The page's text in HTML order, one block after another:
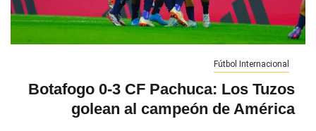
Fútbol Internacional
Botafogo 0-3 CF Pachuca: Los Tuzos
golean al campeón de América